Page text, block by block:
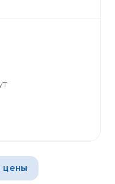
цены